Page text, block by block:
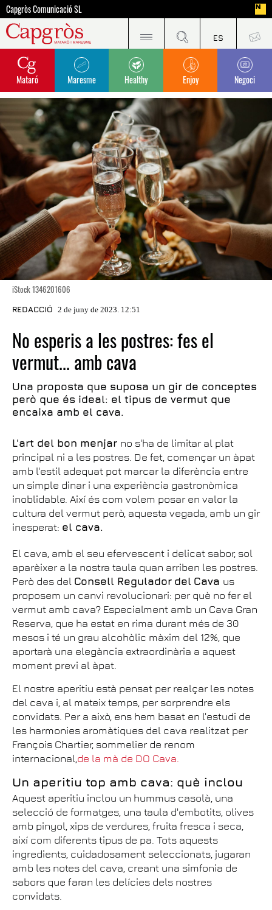
Capgròs Comunicació SL
Mataró Maresme Healthy Enjoy Negoci
iStock 1346201606
REDACCIÓ 2 de juny de 2023. 12:51
No esperis a les postres: fes el
vermut... amb cava
Una proposta que suposa un gir de conceptes
però que és ideal: el tipus de vermut que
encaixa amb el cava.
L'art del bon menjar no s'ha de limitar al plat
principal ni a les postres. De fet, començar un àpat
amb l'estil adequat pot marcar la diferència entre
un simple dinar i una experiència gastronòmica
inoblidable. Així és com volem posar en valor la
cultura del vermut però, aquesta vegada, amb un gir
inesperat: el cava.
El cava, amb el seu efervescent i delicat sabor, sol
aparèixer a la nostra taula quan arriben les postres.
Però des del Consell Regulador del Cava us
proposem un canvi revolucionari: per què no fer el
vermut amb cava? Especialment amb un Cava Gran
Reserva, que ha estat en rima durant més de 30
mesos i té un grau alcohòlic màxim del 12%, que
aportarà una elegància extraordinària a aquest
moment previ al àpat.
El nostre aperitiu està pensat per realçar les notes
del cava i, al mateix temps, per sorprendre els
convidats. Per a això, ens hem basat en l'estudi de
les harmonies aromàtiques del cava realitzat per
François Chartier, sommelier de renom
internacional, de la mà de DO Cava.
Un aperitiu top amb cava: què inclou
Aquest aperitiu inclou un hummus casolà, una
selecció de formatges, una taula d'embotits, olives
amb pinyol, xips de verdures, fruita fresca i seca,
així com diferents tipus de pa. Tots aquests
ingredients, cuidadosament seleccionats, jugaran
amb les notes del cava, creant una simfonia de
sabors que faran les delícies dels nostres
convidats.